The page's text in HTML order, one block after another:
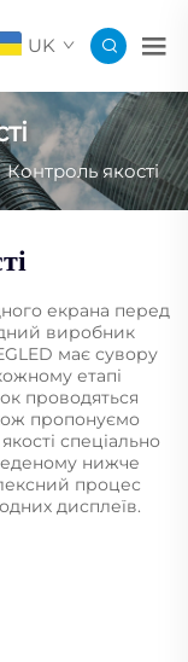
UK
Контроль якості
екрана перед
виробник
має сувору
етапі
проводяться
пропонуємо
спеціально
нижче
процес
дисплеїв.